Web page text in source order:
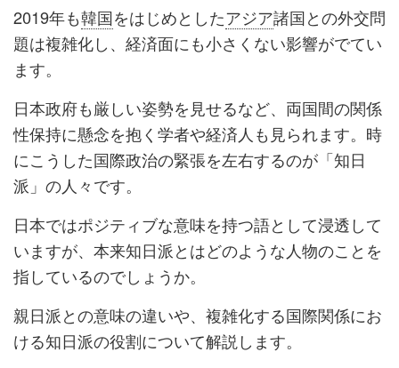
2019年も韓国をはじめとしたアジア諸国との外交問
題は複雑化し、経済面にも小さくない影響がでてい
ます。
日本政府も厳しい姿勢を見せるなど、両国間の関係
性保持に懸念を抱く学者や経済人も見られます。時
にこうした国際政治の緊張を左右するのが「知日
派」の人々です。
日本ではポジティブな意味を持つ語として浸透して
いますが、本来知日派とはどのような人物のことを
指しているのでしょうか。
親日派との意味の違いや、複雑化する国際関係にお
ける知日派の役割について解説します。